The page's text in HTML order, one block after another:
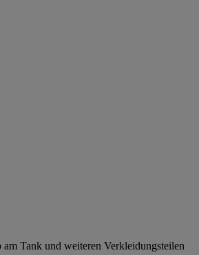
Tank und weiteren Verkleidungsteilen